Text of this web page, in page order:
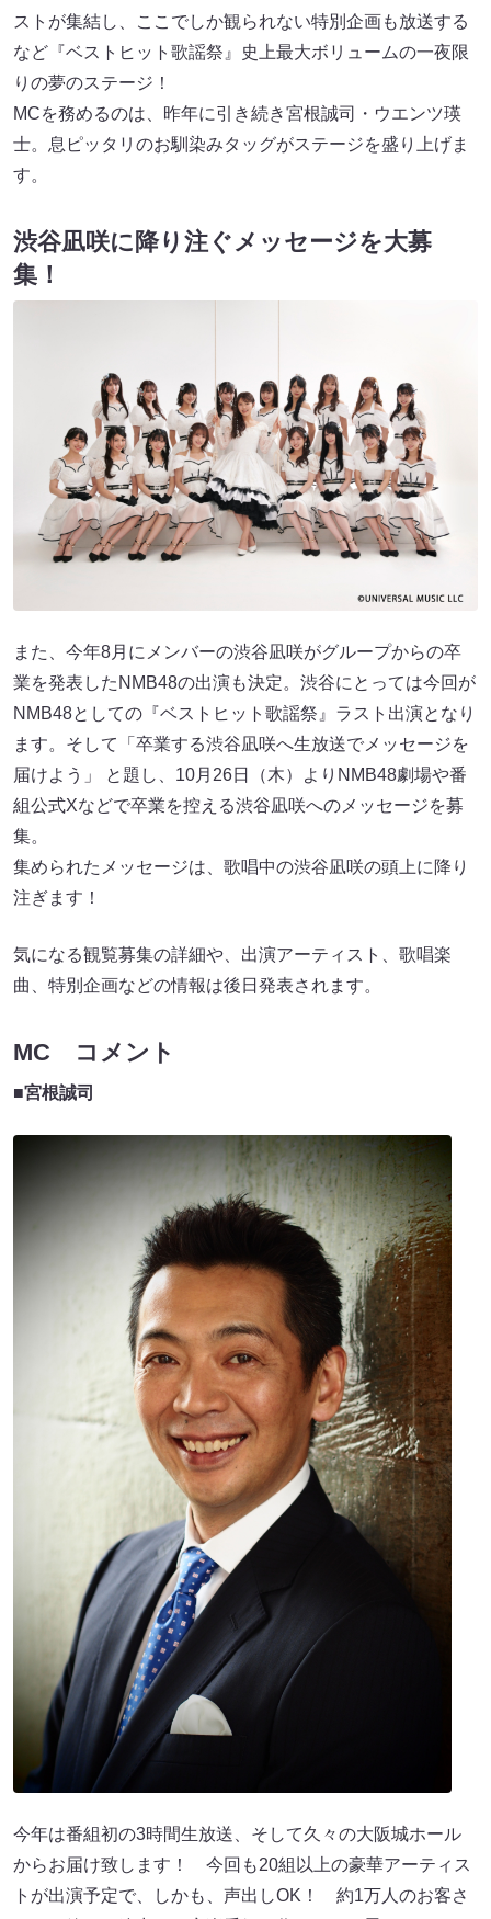
ストが集結し、ここでしか観られない特別企画も放送する
など『ベストヒット歌謡祭』史上最大ボリュームの一夜限
りの夢のステージ！
MCを務めるのは、昨年に引き続き宮根誠司・ウエンツ瑛
士。息ピッタリのお馴染みタッグがステージを盛り上げま
す。
渋谷凪咲に降り注ぐメッセージを大募
集！
また、今年8月にメンバーの渋谷凪咲がグループからの卒
業を発表したNMB48の出演も決定。渋谷にとっては今回が
NMB48としての『ベストヒット歌謡祭』ラスト出演となり
ます。そして「卒業する渋谷凪咲へ生放送でメッセージを
届けよう」 と題し、10月26日（木）よりNMB48劇場や番
組公式Xなどで卒業を控える渋谷凪咲へのメッセージを募
集。
集められたメッセージは、歌唱中の渋谷凪咲の頭上に降り
注ぎます！
気になる観覧募集の詳細や、出演アーティスト、歌唱楽
曲、特別企画などの情報は後日発表されます。
MC コメント
■宮根誠司
今年は番組初の3時間生放送、そして久々の大阪城ホール
からお届け致します！ 今回も20組以上の豪華アーティス
トが出演予定で、しかも、声出しOK！ 約1万人のお客さ